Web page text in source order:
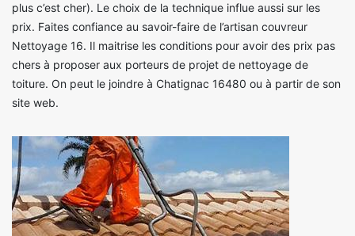
plus c’est cher). Le choix de la technique influe aussi sur les
prix. Faites confiance au savoir-faire de l’artisan couvreur
Nettoyage 16. Il maitrise les conditions pour avoir des prix pas
chers à proposer aux porteurs de projet de nettoyage de
toiture. On peut le joindre à Chatignac 16480 ou à partir de son
site web.